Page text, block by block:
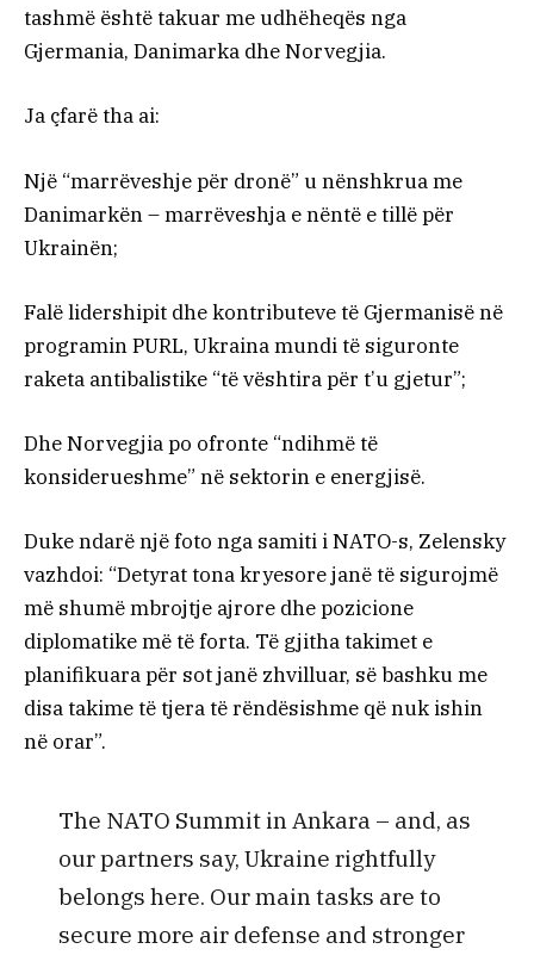
tashmë është takuar me udhëheqës nga
Gjermania, Danimarka dhe Norvegjia.
Ja çfarë tha ai:
Një “marrëveshje për dronë” u nënshkrua me
Danimarkën – marrëveshja e nëntë e tillë për
Ukrainën;
Falë lidershipit dhe kontributeve të Gjermanisë në
programin PURL, Ukraina mundi të siguronte
raketa antibalistike “të vështira për t’u gjetur”;
Dhe Norvegjia po ofronte “ndihmë të
konsiderueshme” në sektorin e energjisë.
Duke ndarë një foto nga samiti i NATO-s, Zelensky
vazhdoi: “Detyrat tona kryesore janë të sigurojmë
më shumë mbrojtje ajrore dhe pozicione
diplomatike më të forta. Të gjitha takimet e
planifikuara për sot janë zhvilluar, së bashku me
disa takime të tjera të rëndësishme që nuk ishin
në orar”.
The NATO Summit in Ankara – and, as
our partners say, Ukraine rightfully
belongs here. Our main tasks are to
secure more air defense and stronger